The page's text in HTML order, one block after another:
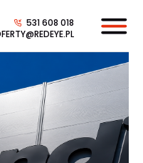
531 608 018